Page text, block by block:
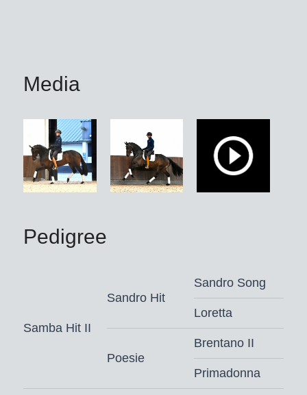
Media
Pedigree
Samba Hit II
Sandro Hit
Sandro Song
Loretta
Poesie
Brentano II
Primadonna